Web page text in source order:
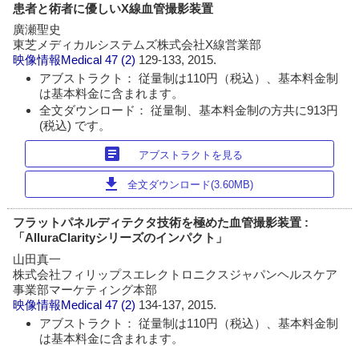
患者と術者に優しいX線血管撮影装置
廣瀬聖史
東芝メディカルシステムズ株式会社X線営業部
映像情報Medical 47 (2) 129-133, 2015.
アブストラクト： 従量制は110円（税込）、基本料金制
は基本料金に含まれます。
全文ダウンロード： 従量制、基本料金制の方共に913円
(税込) です。
article アブストラクトを見る
download 全文ダウンロード(3.60MB)
フラットパネルディテクタ技術を極めた血管撮影装置 :
「AlluraClarityシリーズのインパクト」
山田真一
株式会社フィリップスエレクトロニクスジャパンヘルスケア
事業部マーケティング本部
映像情報Medical 47 (2) 134-137, 2015.
アブストラクト： 従量制は110円（税込）、基本料金制
は基本料金に含まれます。